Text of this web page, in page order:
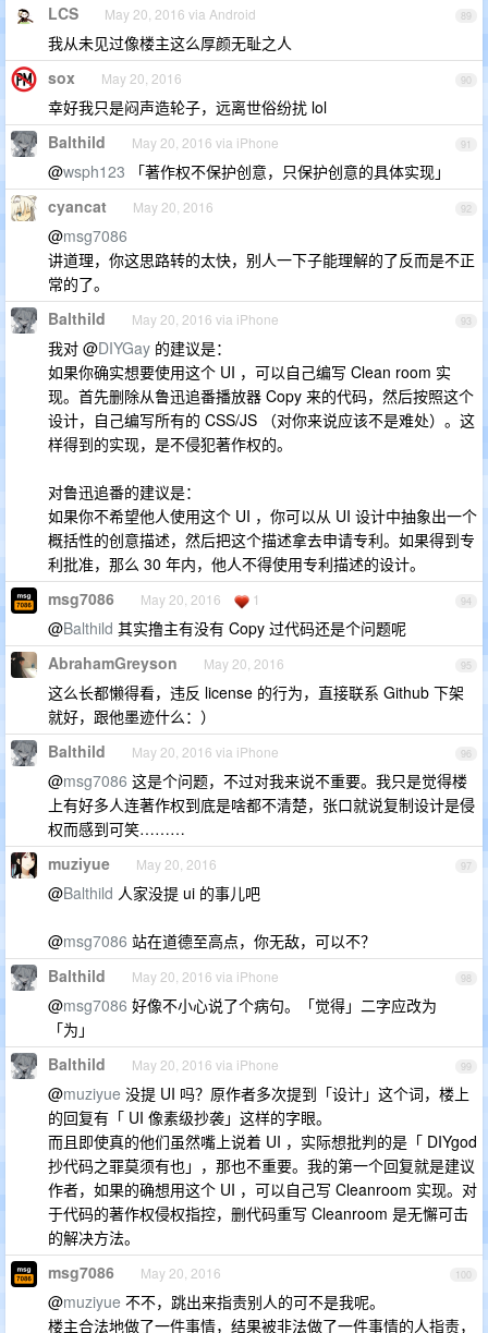
89
LCS May 20, 2016 via Android
我从未见过像楼主这么厚颜无耻之人
90
sox May 20, 2016
幸好我只是闷声造轮子，远离世俗纷扰 lol
91
Balthild May 20, 2016 via iPhone
@wsph123 「著作权不保护创意，只保护创意的具体实现」
92
cyancat May 20, 2016
@msg7086
讲道理，你这思路转的太快，别人一下子能理解的了反而是不正
常的了。
93
Balthild May 20, 2016 via iPhone
我对 @DIYGay 的建议是：
如果你确实想要使用这个 UI ，可以自己编写 Clean room 实
现。首先删除从鲁迅追番播放器 Copy 来的代码，然后按照这个
设计，自己编写所有的 CSS/JS （对你来说应该不是难处）。这
样得到的实现，是不侵犯著作权的。
对鲁迅追番的建议是：
如果你不希望他人使用这个 UI ，你可以从 UI 设计中抽象出一个
概括性的创意描述，然后把这个描述拿去申请专利。如果得到专
利批准，那么 30 年内，他人不得使用专利描述的设计。
94
msg7086 May 20, 2016 1
@Balthild 其实撸主有没有 Copy 过代码还是个问题呢
95
AbrahamGreyson May 20, 2016
这么长都懒得看，违反 license 的行为，直接联系 Github 下架
就好，跟他墨迹什么：）
96
Balthild May 20, 2016 via iPhone
@msg7086 这是个问题，不过对我来说不重要。我只是觉得楼
上有好多人连著作权到底是啥都不清楚，张口就说复制设计是侵
权而感到可笑………
97
muziyue May 20, 2016
@Balthild 人家没提 ui 的事儿吧
@msg7086 站在道德至高点，你无敌，可以不？
98
Balthild May 20, 2016 via iPhone
@msg7086 好像不小心说了个病句。「觉得」二字应改为
「为」
99
Balthild May 20, 2016 via iPhone
@muziyue 没提 UI 吗？原作者多次提到「设计」这个词，楼上
的回复有「 UI 像素级抄袭」这样的字眼。
而且即使真的他们虽然嘴上说着 UI ，实际想批判的是「 DIYgod
抄代码之罪莫须有也」，那也不重要。我的第一个回复就是建议
作者，如果的确想用这个 UI ，可以自己写 Cleanroom 实现。对
于代码的著作权侵权指控，删代码重写 Cleanroom 是无懈可击
的解决方法。
100
msg7086 May 20, 2016
@muziyue 不不，跳出来指责别人的可不是我呢。
楼主合法地做了一件事情，结果被非法做了一件事情的人指责，